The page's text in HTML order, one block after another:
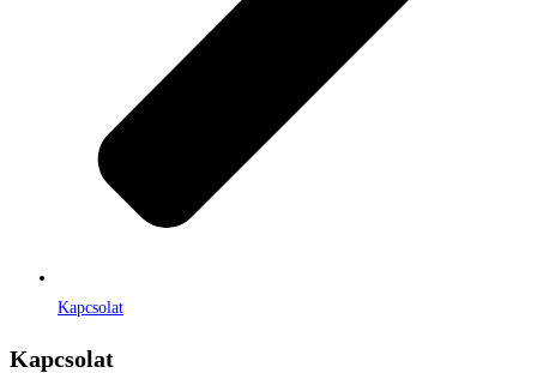
Kapcsolat
Kapcsolat